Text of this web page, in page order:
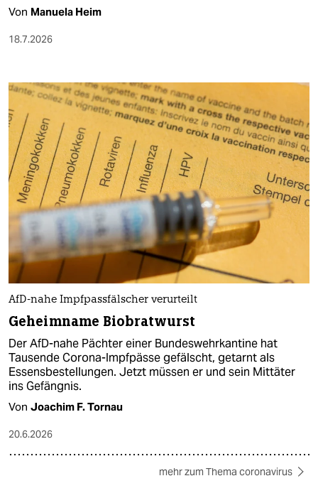
Von Manuela Heim
18.7.2026
AfD-nahe Impfpassfälscher verurteilt
Geheimname Biobratwurst
Der AfD-nahe Pächter einer Bundeswehrkantine hat
Tausende Corona-Impfpässe gefälscht, getarnt als
Essensbestellungen. Jetzt müssen er und sein Mittäter
ins Gefängnis.
Von Joachim F. Tornau
20.6.2026
mehr zum Thema coronavirus